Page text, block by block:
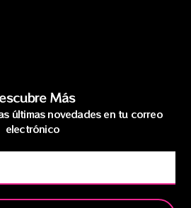
Más
últimas novedades en tu correo
electrónico